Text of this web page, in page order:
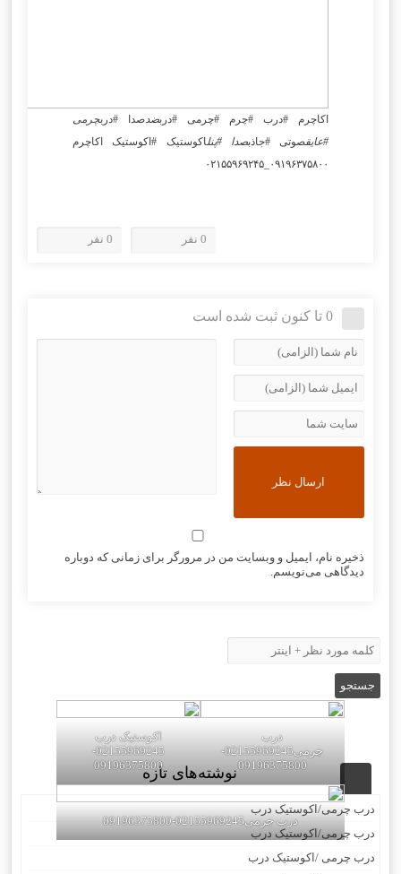
اکاچرم #درب #چرم #چرمی #دربضدصدا #دربچرمی
#عایقصوتی #جاذبصدا #پنلاکوستیک #اکوستیک اکاچرم
۰۹۱۹۶۳۷۵۸۰۰_۰۲۱۵۵۹۶۹۲۴۵
0 نفر 0 نفر
0 تا کنون ثبت شده است
ذخیره نام، ایمیل و وبسایت من در مرورگر برای زمانی که دوباره
دیدگاهی می‌نویسم.
درب
چرمی02155969245-
09196375800
اکوستیک درب
02155969245-
09196375800
درب چرمی02155969245-09196375800
نوشته‌های تازه
درب چرمی/اکوستیک درب
درب چرمی/اکوستیک درب
درب چرمی /اکوستیک درب